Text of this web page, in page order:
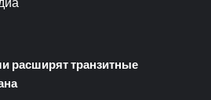
расширят транзитные